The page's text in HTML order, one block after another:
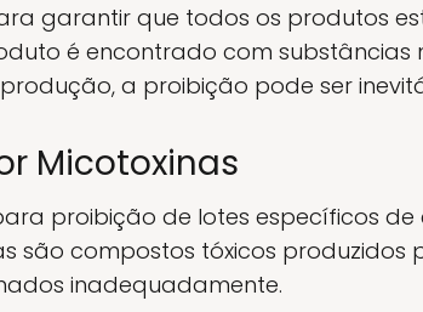
garantir que todos os produtos
é encontrado com substâncias
a proibição pode ser
Micotoxinas
proibição de lotes específicos de
são compostos tóxicos
inadequadamente.